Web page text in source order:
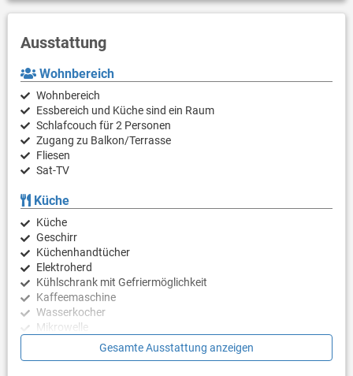
Ort, um die Sonne und die Ruhe der umliegenden Natur zu
Ausstattung
Wohnbereich
Wohnbereich
Essbereich und Küche sind ein Raum
Schlafcouch für 2 Personen
Zugang zu Balkon/Terrasse
Fliesen
Sat-TV
Küche
Küche
Geschirr
Küchenhandtücher
Elektroherd
Kühlschrank mit Gefriermöglichkeit
Kaffeemaschine
Wasserkocher
Mikrowelle
Gesamte Ausstattung anzeigen